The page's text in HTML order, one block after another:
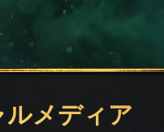
ルメディア